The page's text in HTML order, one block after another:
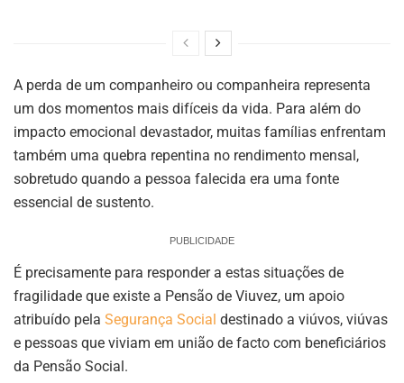
A perda de um companheiro ou companheira representa
um dos momentos mais difíceis da vida. Para além do
impacto emocional devastador, muitas famílias enfrentam
também uma quebra repentina no rendimento mensal,
sobretudo quando a pessoa falecida era uma fonte
essencial de sustento.
PUBLICIDADE
É precisamente para responder a estas situações de
fragilidade que existe a Pensão de Viuvez, um apoio
atribuído pela Segurança Social destinado a viúvos, viúvas
e pessoas que viviam em união de facto com beneficiários
da Pensão Social.